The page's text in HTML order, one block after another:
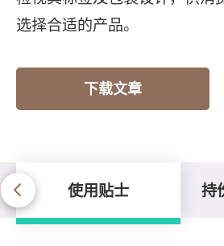
选择合适的产品。
下载文章
使用贴士 持
使用贴士